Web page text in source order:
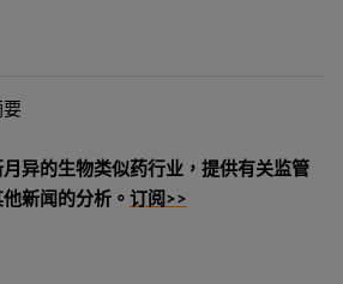
要
异的生物类似药行业，提供有关监管
新闻的分析。 订阅>>